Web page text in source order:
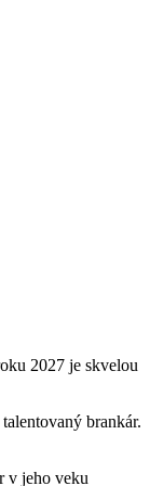
2027 je skvelou
brankár.
v jeho veku